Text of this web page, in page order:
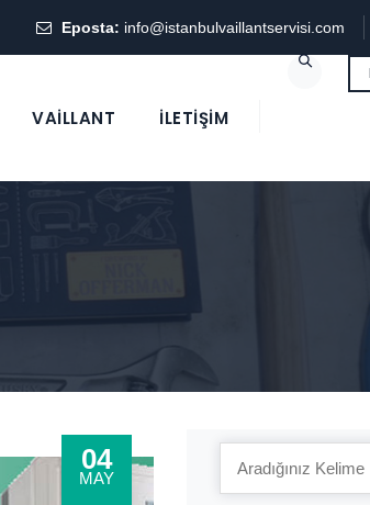
Eposta: info@istanbulvaillantservisi.com
VAİLLANT İLETIŞIM
04
MAY